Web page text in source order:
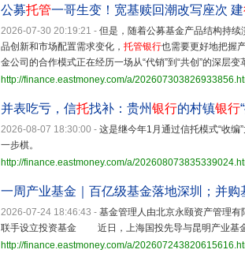
公募托管一哥生变！宽基赎回潮改写座次 建
2026-07-30 20:19:21 - 但是，随着公募基金产品结构持
品创新和市场配置需求变化， 托管银行也需要更好地把
金公司的合作模式正在经历一场从“代销”到“共创”的深层变
http://finance.eastmoney.com/a/
并表吃亏，信托找补：贵州银行的村镇银行
2026-08-07 18:30:00 - 这是继今年1月通过信托模式“收编
一步棋。
http://finance.eastmoney.com/a/
一周产业基金｜百亿级基金落地深圳；并购
2026-07-24 18:46:43 - 基金管理人由北京永颐资产管理有
联手设立投资基金 近日，上海国投先导与昆明产业基
http://finance.eastmoney.com/a/